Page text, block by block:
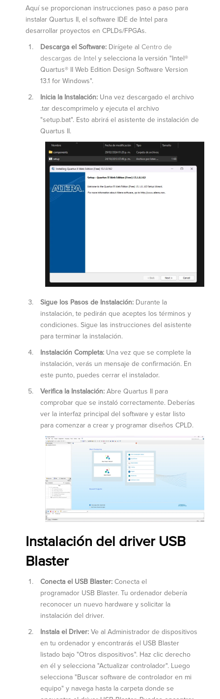
Aquí se proporcionan instrucciones paso a paso para
instalar Quartus II, el software IDE de Intel para
desarrollar proyectos en CPLDs/FPGAs.
Descarga el Software: Dirígete al Centro de
descargas de Intel y selecciona la versión "Intel®
Quartus® II Web Edition Design Software Version
13.1 for Windows".
Inicia la Instalación: Una vez descargado el archivo
.tar descomprimelo y ejecuta el archivo
"setup.bat". Esto abrirá el asistente de instalación de
Quartus II.
Sigue los Pasos de Instalación: Durante la
instalación, te pedirán que aceptes los términos y
condiciones. Sigue las instrucciones del asistente
para terminar la instalación.
Instalación Completa: Una vez que se complete la
instalación, verás un mensaje de confirmación. En
este punto, puedes cerrar el instalador.
Verifica la Instalación: Abre Quartus II para
comprobar que se instaló correctamente. Deberías
ver la interfaz principal del software y estar listo
para comenzar a crear y programar diseños CPLD.
Instalación del driver USB
Blaster
Conecta el USB Blaster: Conecta el
programador USB Blaster. Tu ordenador debería
reconocer un nuevo hardware y solicitar la
instalación del driver.
Instala el Driver: Ve al Administrador de dispositivos
en tu ordenador y encontrarás el USB Blaster
listado bajo "Otros dispositivos". Haz clic derecho
en él y selecciona "Actualizar controlador". Luego
selecciona "Buscar software de controlador en mi
equipo" y navega hasta la carpeta donde se